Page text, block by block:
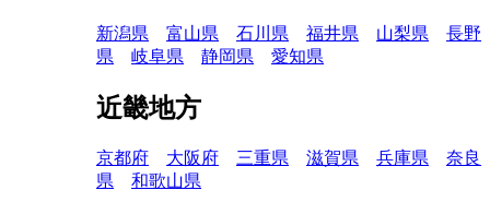
新潟県 富山県 石川県 福井県 山梨県
長野
県
岐阜県 静岡県 愛知県
近畿地方
京都府 大阪府 三重県 滋賀県 兵庫県
奈良
県
和歌山県